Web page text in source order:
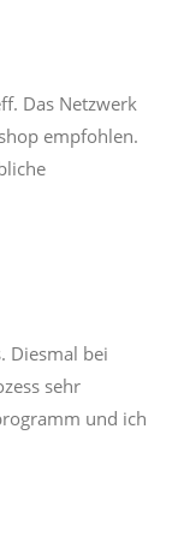
Das Netzwerk
empfohlen.
Diesmal bei
sehr
und ich